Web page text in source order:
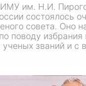
им. Н.И.
состоялось
совета. Оно
поводу
ученых званий и с